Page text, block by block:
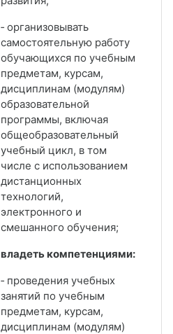
‑ организовывать
самостоятельную работу
обучающихся по учебным
предметам, курсам,
дисциплинам (модулям)
образовательной
программы, включая
общеобразовательный
учебный цикл, в том
числе с использованием
дистанционных
технологий,
электронного и
смешанного обучения;
владеть компетенциями:
‑ проведения учебных
занятий по учебным
предметам, курсам,
дисциплинам (модулям)